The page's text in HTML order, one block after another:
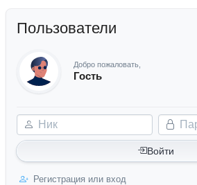
Пользователи
Добро пожаловать,
Гость
Ник Пароль
Войти
Регистрация или вход